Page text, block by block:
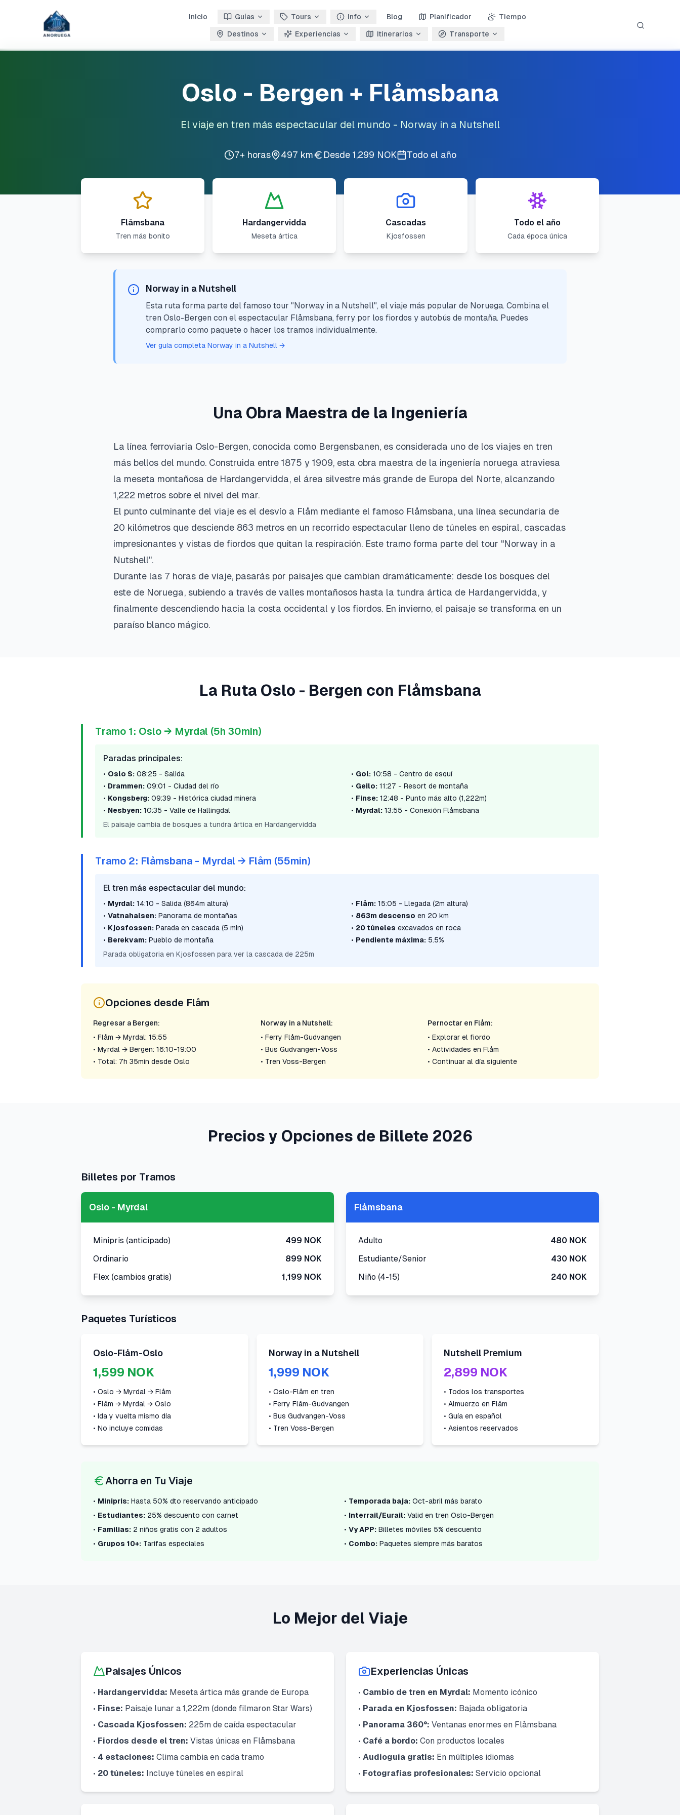
Inicio Guías Tours
Gastronómico Vida Salvaje
Info Blog Planificador Tiempo
Destinos Experiencias Itinerarios Transporte
Oslo - Bergen + Flåmsbana
El viaje en tren más espectacular del mundo - Norway in a Nutshell
7+ horas 497 km Desde 1,299 NOK Todo el año
Flåmsbana
Tren más bonito
Hardangervidda
Meseta ártica
Cascadas
Kjosfossen
Todo el año
Cada época única
Norway in a Nutshell
Esta ruta forma parte del famoso tour "Norway in a Nutshell", el viaje más popular de Noruega. Combina el
tren Oslo-Bergen con el espectacular Flåmsbana, ferry por los fiordos y autobús de montaña. Puedes
comprarlo como paquete o hacer los tramos individualmente.
Ver guía completa Norway in a Nutshell →
Una Obra Maestra de la Ingeniería
La línea ferroviaria Oslo-Bergen, conocida como Bergensbanen, es considerada uno de los viajes en tren
más bellos del mundo. Construida entre 1875 y 1909, esta obra maestra de la ingeniería noruega atraviesa
la meseta montañosa de Hardangervidda, el área silvestre más grande de Europa del Norte, alcanzando
1,222 metros sobre el nivel del mar.
El punto culminante del viaje es el desvío a Flåm mediante el famoso Flåmsbana, una línea secundaria de
20 kilómetros que desciende 863 metros en un recorrido espectacular lleno de túneles en espiral, cascadas
impresionantes y vistas de fiordos que quitan la respiración. Este tramo forma parte del tour "Norway in a
Nutshell".
Durante las 7 horas de viaje, pasarás por paisajes que cambian dramáticamente: desde los bosques del
este de Noruega, subiendo a través de valles montañosos hasta la tundra ártica de Hardangervidda, y
finalmente descendiendo hacia la costa occidental y los fiordos. En invierno, el paisaje se transforma en un
paraíso blanco mágico.
La Ruta Oslo - Bergen con Flåmsbana
Tramo 1: Oslo → Myrdal (5h 30min)
Paradas principales:
• Oslo S: 08:25 - Salida
• Drammen: 09:01 - Ciudad del río
• Kongsberg: 09:39 - Histórica ciudad minera
• Nesbyen: 10:35 - Valle de Hallingdal
• Gol: 10:58 - Centro de esquí
• Geilo: 11:27 - Resort de montaña
• Finse: 12:48 - Punto más alto (1,222m)
• Myrdal: 13:55 - Conexión Flåmsbana
El paisaje cambia de bosques a tundra ártica en Hardangervidda
Tramo 2: Flåmsbana - Myrdal → Flåm (55min)
El tren más espectacular del mundo:
• Myrdal: 14:10 - Salida (864m altura)
• Vatnahalsen: Panorama de montañas
• Kjosfossen: Parada en cascada (5 min)
• Berekvam: Pueblo de montaña
• Flåm: 15:05 - Llegada (2m altura)
• 863m descenso en 20 km
• 20 túneles excavados en roca
• Pendiente máxima: 5.5%
Parada obligatoria en Kjosfossen para ver la cascada de 225m
Opciones desde Flåm
Regresar a Bergen:
• Flåm → Myrdal: 15:55
• Myrdal → Bergen: 16:10-19:00
• Total: 7h 35min desde Oslo
Norway in a Nutshell:
• Ferry Flåm-Gudvangen
• Bus Gudvangen-Voss
• Tren Voss-Bergen
Pernoctar en Flåm:
• Explorar el fiordo
• Actividades en Flåm
• Continuar al día siguiente
Precios y Opciones de Billete 2026
Billetes por Tramos
Oslo - Myrdal
Minipris (anticipado)
499 NOK
Ordinario
899 NOK
Flex (cambios gratis)
1,199 NOK
Flåmsbana
Adulto
480 NOK
Estudiante/Senior
430 NOK
Niño (4-15)
240 NOK
Paquetes Turísticos
Oslo-Flåm-Oslo
1,599 NOK
• Oslo → Myrdal → Flåm
• Flåm → Myrdal → Oslo
• Ida y vuelta mismo día
• No incluye comidas
Norway in a Nutshell
1,999 NOK
• Oslo-Flåm en tren
• Ferry Flåm-Gudvangen
• Bus Gudvangen-Voss
• Tren Voss-Bergen
Nutshell Premium
2,899 NOK
• Todos los transportes
• Almuerzo en Flåm
• Guía en español
• Asientos reservados
Ahorra en Tu Viaje
• Minipris: Hasta 50% dto reservando anticipado
• Estudiantes: 25% descuento con carnet
• Familias: 2 niños gratis con 2 adultos
• Grupos 10+: Tarifas especiales
• Temporada baja: Oct-abril más barato
• Interrail/Eurail: Valid en tren Oslo-Bergen
• Vy APP: Billetes móviles 5% descuento
• Combo: Paquetes siempre más baratos
Lo Mejor del Viaje
Paisajes Únicos
• Hardangervidda: Meseta ártica más grande de Europa
• Finse: Paisaje lunar a 1,222m (donde filmaron Star Wars)
• Cascada Kjosfossen: 225m de caída espectacular
• Fiordos desde el tren: Vistas únicas en Flåmsbana
• 4 estaciones: Clima cambia en cada tramo
• 20 túneles: Incluye túneles en espiral
Experiencias Únicas
• Cambio de tren en Myrdal: Momento icónico
• Parada en Kjosfossen: Bajada obligatoria
• Panorama 360°: Ventanas enormes en Flåmsbana
• Café a bordo: Con productos locales
• Audioguía gratis: En múltiples idiomas
• Fotografías profesionales: Servicio opcional